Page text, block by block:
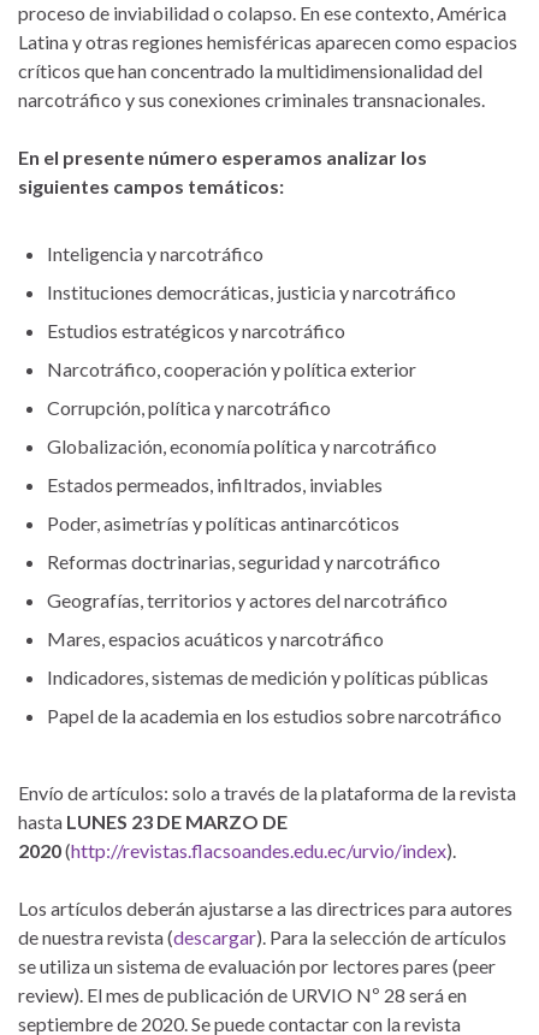
proceso de inviabilidad o colapso. En ese contexto, América
Latina y otras regiones hemisféricas aparecen como espacios
críticos que han concentrado la multidimensionalidad del
narcotráfico y sus conexiones criminales transnacionales.
En el presente número esperamos analizar los
siguientes campos temáticos:
Inteligencia y narcotráfico
Instituciones democráticas, justicia y narcotráfico
Estudios estratégicos y narcotráfico
Narcotráfico, cooperación y política exterior
Corrupción, política y narcotráfico
Globalización, economía política y narcotráfico
Estados permeados, infiltrados, inviables
Poder, asimetrías y políticas antinarcóticos
Reformas doctrinarias, seguridad y narcotráfico
Geografías, territorios y actores del narcotráfico
Mares, espacios acuáticos y narcotráfico
Indicadores, sistemas de medición y políticas públicas
Papel de la academia en los estudios sobre narcotráfico
Envío de artículos: solo a través de la plataforma de la revista
hasta LUNES 23 DE MARZO DE
2020(http://revistas.flacsoandes.edu.ec/urvio/index).
Los artículos deberán ajustarse a las directrices para autores
de nuestra revista (descargar). Para la selección de artículos
se utiliza un sistema de evaluación por lectores pares (peer
review). El mes de publicación de URVIO Nº 28 será en
septiembre de 2020. Se puede contactar con la revista